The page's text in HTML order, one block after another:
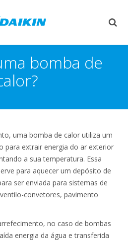
bomba de
uma bomba de calor utiliza um
para extrair energia do ar exterior
a sua temperatura. Essa
para aquecer um depósito de
ser enviada para sistemas de
convetores, pavimento
no caso de bombas
energia da água e transferida